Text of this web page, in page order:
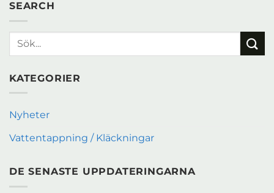
SEARCH
KATEGORIER
Nyheter
Vattentappning / Kläckningar
DE SENASTE UPPDATERINGARNA